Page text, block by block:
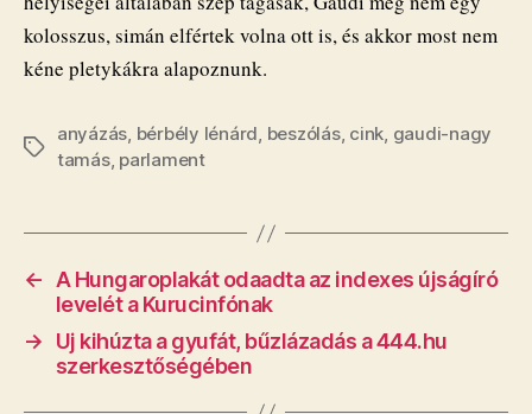
kolosszus, simán elfértek volna ott is, és akkor most nem
kéne pletykákra alapoznunk.
Címkék
anyázás, bérbély lénárd, beszólás, cink, gaudi-nagy
tamás, parlament
←
A Hungaroplakát odaadta az indexes újságíró
levelét a Kurucinfónak
→
Uj kihúzta a gyufát, bűzlázadás a 444.hu
szerkesztőségében